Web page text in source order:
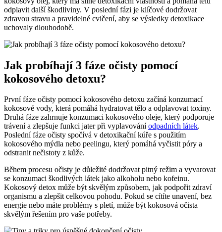
odplavit další škodliviny. V poslední fázi je klíčové dodržovat
zdravou stravu a pravidelné cvičení, aby se výsledky detoxikace
uchovaly dlouhodobě.
Jak probíhají 3 fáze očisty pomocí
kokosového detoxu?
První fáze očisty pomocí kokosového detoxu začíná konzumací
kokosové vody, která pomáhá hydratovat tělo a odplavovat toxiny.
Druhá fáze zahrnuje konzumaci kokosového oleje, který podporuje
trávení a zlepšuje funkci jater při vyplavováníodpadních látek.
Poslední fáze očisty spočívá v detoxikační kúře s použitím
kokosového mýdla nebo peelingu, který pomáhá vyčistit póry a
odstranit nečistoty z kůže.
Během procesu očisty je důležité dodržovat pitný režim a vyvarovat
se konzumaci škodlivých látek jako alkoholu nebo kofeinu.
Kokosový detox může být skvělým způsobem, jak podpořit zdraví
organismu a zlepšit celkovou pohodu. Pokud se cítíte unavení, bez
energie nebo máte problémy s pletí, může být kokosová očista
skvělým řešením pro vaše potřeby.